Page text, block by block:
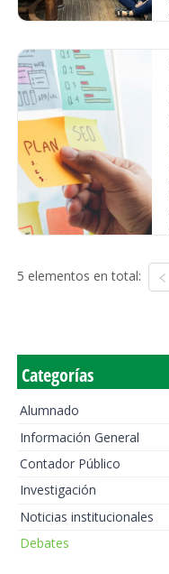
5 elementos en total:
Categorías
Alumnado
Información General
Contador Público
Investigación
Noticias institucionales
Debates